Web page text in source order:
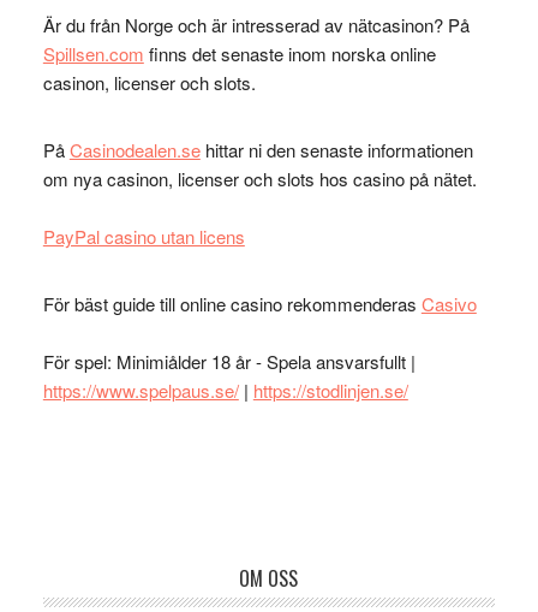
Är du från Norge och är intresserad av nätcasinon? På
Spillsen.com finns det senaste inom norska online
casinon, licenser och slots.
PåCasinodealen.sehittar ni den senaste informationen
om nya casinon, licenser och slots hos casino på nätet.
PayPal casino utan licens
För bäst guide till online casino rekommenderas Casivo
För spel: Minimiålder 18 år - Spela ansvarsfullt |
https://www.spelpaus.se/| https://stodlinjen.se/
OM OSS